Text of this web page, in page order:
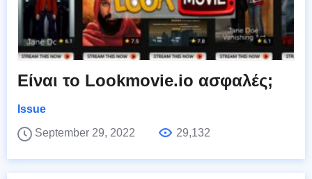
Είναι το Lookmovie.io ασφαλές;
Issue
September 29, 2022
29,132